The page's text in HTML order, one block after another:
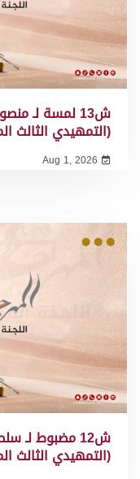
ش13 لمسة لـ
(التمهيدي الثالث
Aug 1, 2026
ش12 مضبوط لـ
(التمهيدي الثالث